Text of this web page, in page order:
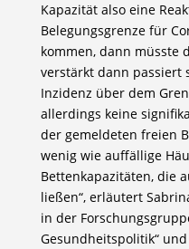
Kapazität also eine
Belegungsgrenze für
kommen, dann müsste
verstärkt dann passiert
Inzidenz über dem
allerdings keine
der gemeldeten freien
wenig wie auffällige
Bettenkapazitäten, die
ließen“, erläutert
in der
Gesundheitspolitik“